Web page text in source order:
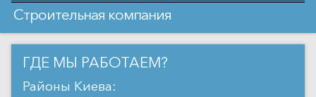
Строительная компания
ГДЕ МЫ РАБОТАЕМ?
Районы Киева: